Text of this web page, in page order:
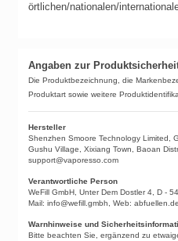
örtlichen/nationalen/
Angaben zur
Die Produktbezeichnung, die
Produktart sowie weitere
Hersteller
Shenzhen Smoore Technology Limited,
Gushu Village, Xixiang Town, Baoan
support@vaporesso.com
Verantwortliche Person
WeFill GmbH, Unter Dem Dostler 4, D -
Mail: info@wefill.gmbh, Web: abfuellen.de
Warnhinweise und
Bitte beachten Sie, ergänzend zu